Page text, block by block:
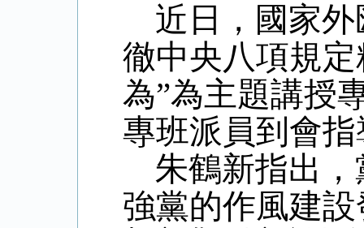
近日 ， 國家
徹中央八項規
為”為主題講授
專班派員到會
朱鶴新指出
強黨的作風建